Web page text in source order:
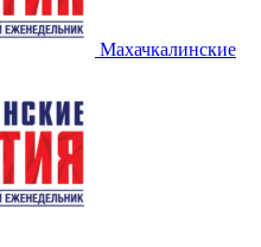
Махачкалинские